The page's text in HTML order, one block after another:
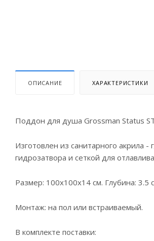
ОПИСАНИЕ ХАРАКТЕРИСТИКИ
Поддон для душа Grossman Status
Изготовлен из санитарного акрила
гидрозатвора и сеткой для
Размер: 100x100x14 см. Глубина: 3.5
Монтаж: на пол или встраиваемый.
В комплекте поставки: